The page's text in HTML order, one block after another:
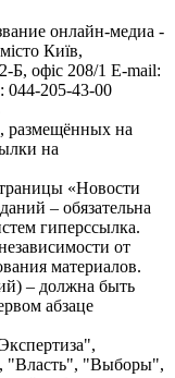
онлайн-медиа -
Київ,
офіс 208/1 E-mail:
044-205-43-00
размещённых на
на
«Новости
– обязательна
гиперссылка.
от
материалов.
– должна быть
абзаце
"Власть", "Выборы",